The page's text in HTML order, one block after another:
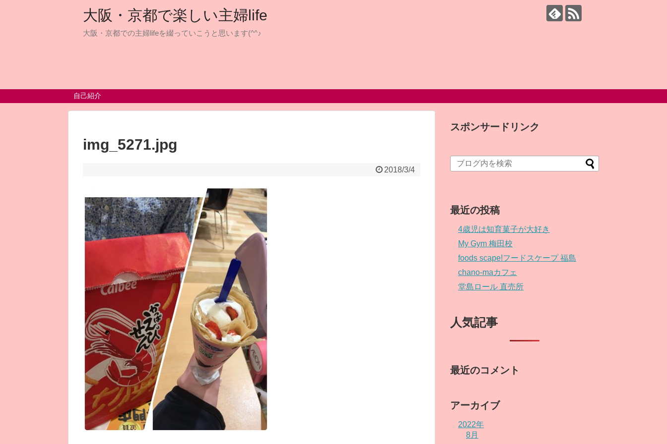
大阪・京都で楽しい主婦life
大阪・京都での主婦lifeを綴っていこうと思います(^^♪
自己紹介
img_5271.jpg
2018/3/4
スポンサードリンク
最近の投稿
4歳児は知育菓子が大好き
My Gym 梅田校
foods scape!フードスケープ 福島
chano-maカフェ
堂島ロール 直売所
人気記事
最近のコメント
アーカイブ
2022年
8月